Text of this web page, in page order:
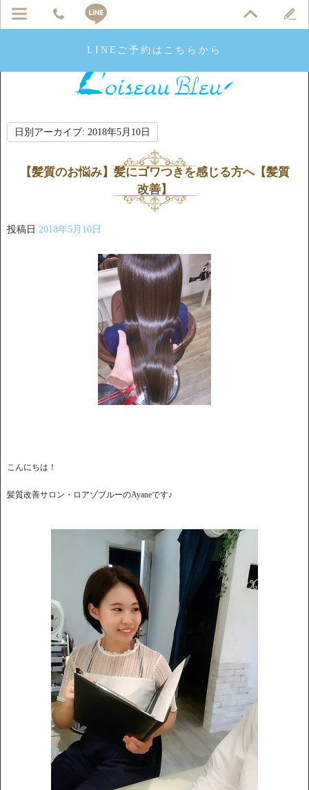
LINEご予約はこちらから
日別アーカイブ: 2018年5月10日
【髪質のお悩み】髪にゴワつきを感じる方へ【髪質
改善】
投稿日 2018年5月10日
こんにちは！
髪質改善サロン・ロアゾブルーのAyaneです♪